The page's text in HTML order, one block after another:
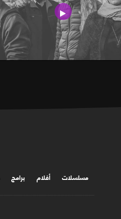
مسلسلات أفلام برامج